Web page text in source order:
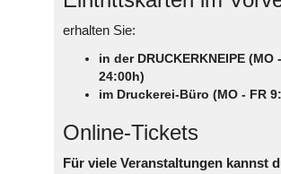
erhalten Sie:
in der DRUCKERKNEIPE (MO
24:00h)
im Druckerei-Büro (MO - FR
Online-Tickets
Für viele Veranstaltungen kannst